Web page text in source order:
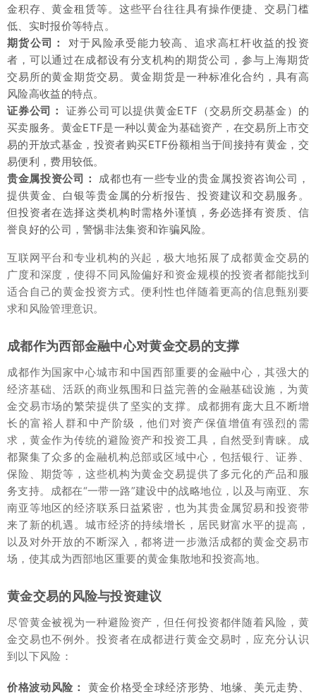
金积存、黄金租赁等。这些平台往往具有操作便捷、交易门槛
低、实时报价等特点。
期货公司：
对于风险承受能力较高、追求高杠杆收益的投资
者，可以通过在成都设有分支机构的期货公司，参与上海期货
交易所的黄金期货交易。黄金期货是一种标准化合约，具有高
风险高收益的特点。
证券公司：
证券公司可以提供黄金ETF（交易所交易基金）的
买卖服务。黄金ETF是一种以黄金为基础资产，在交易所上市交
易的开放式基金，投资者购买ETF份额相当于间接持有黄金，交
易便利，费用较低。
贵金属投资公司：
成都也有一些专业的贵金属投资咨询公司，
提供黄金、白银等贵金属的分析报告、投资建议和交易服务。
但投资者在选择这类机构时需格外谨慎，务必选择有资质、信
誉良好的公司，警惕非法集资和诈骗风险。
互联网平台和专业机构的兴起，极大地拓展了成都黄金交易的
广度和深度，使得不同风险偏好和资金规模的投资者都能找到
适合自己的黄金投资方式。便利性也伴随着更高的信息甄别要
求和风险管理意识。
成都作为西部金融中心对黄金交易的支撑
成都作为国家中心城市和中国西部重要的金融中心，其强大的
经济基础、活跃的商业氛围和日益完善的金融基础设施，为黄
金交易市场的繁荣提供了坚实的支撑。成都拥有庞大且不断增
长的富裕人群和中产阶级，他们对资产保值增值有强烈的需
求，黄金作为传统的避险资产和投资工具，自然受到青睐。成
都聚集了众多的金融机构总部或区域中心，包括银行、证券、
保险、期货等，这些机构为黄金交易提供了多元化的产品和服
务支持。成都在“一带一路”建设中的战略地位，以及与南亚、东
南亚等地区的经济联系日益紧密，也为其贵金属贸易和投资带
来了新的机遇。城市经济的持续增长，居民财富水平的提高，
以及对外开放的不断深入，都将进一步激活成都的黄金交易市
场，使其成为西部地区重要的黄金集散地和投资高地。
黄金交易的风险与投资建议
尽管黄金被视为一种避险资产，但任何投资都伴随着风险，黄
金交易也不例外。投资者在成都进行黄金交易时，应充分认识
到以下风险：
价格波动风险：
黄金价格受全球经济形势、地缘、美元走势、